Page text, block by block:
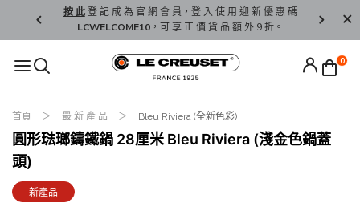
按 此登 記 成 為 官 網 會 員，登 入 使 用 迎 新 優 惠 碼
LCWELCOME10，可 享 正 價 貨 品 額 外 9 折。
香 港 / 澳
0
首頁 最 新 產 品 Bleu Riviera (全新色彩)
圓形琺瑯鑄鐵鍋 28厘米 Bleu Riviera (淺金色鍋蓋
頭)
新產品